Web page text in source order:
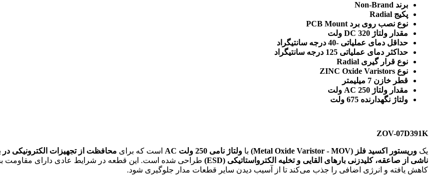
برند Non-Brand
پکیج Radial
نوع نصب روی برد PCB Mount
مقدار ولتاژ DC 320 ولت
حداقل دمای عملیاتی -40 درجه سانتیگراد
حداکثر دمای عملیاتی 125 درجه سانتیگراد
نوع قرار گیری Radial
نوع ZINC Oxide Varistors
قطر خازن 7 میلیمتر
مقدار ولتاژ AC 250 ولت
ولتاژ نگهدارنده 675 ولت
ZOV-07D391K
یک وریستور اکسید فلز (Metal Oxide Varistor - MOV) با ولتاژ نامی 250 ولت AC است که برای
ناشی از صاعقه، کلیدزنی بارهای القایی و تخلیه الکترواستاتیکی (ESD)
طراحی شده است. این قطعه در شرایط عادی دارای مقاومت
کاهش یافته و انرژی اضافی را جذب می‌کند تا از آسیب دیدن سایر قطعات مدار جلوگیری شود.